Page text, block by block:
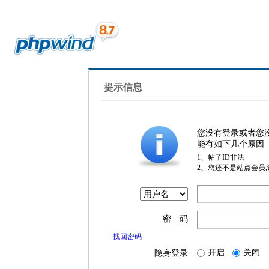
提示信息
您没有登录或者您
能有如下几个原因
1、帖子ID非法
2、您还不是站点会员
密 码
找回密码
隐身登录 开启 关闭